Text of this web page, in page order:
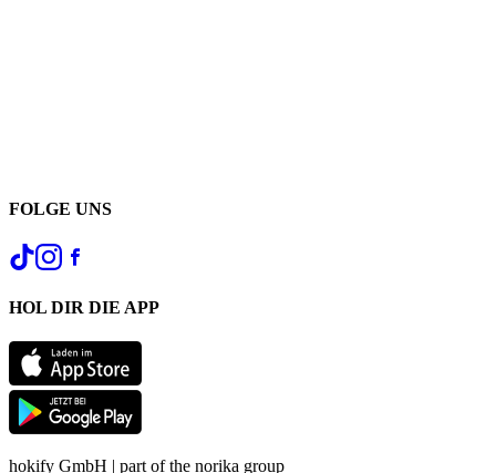
FOLGE UNS
HOL DIR DIE APP
hokify GmbH | part of the norika group